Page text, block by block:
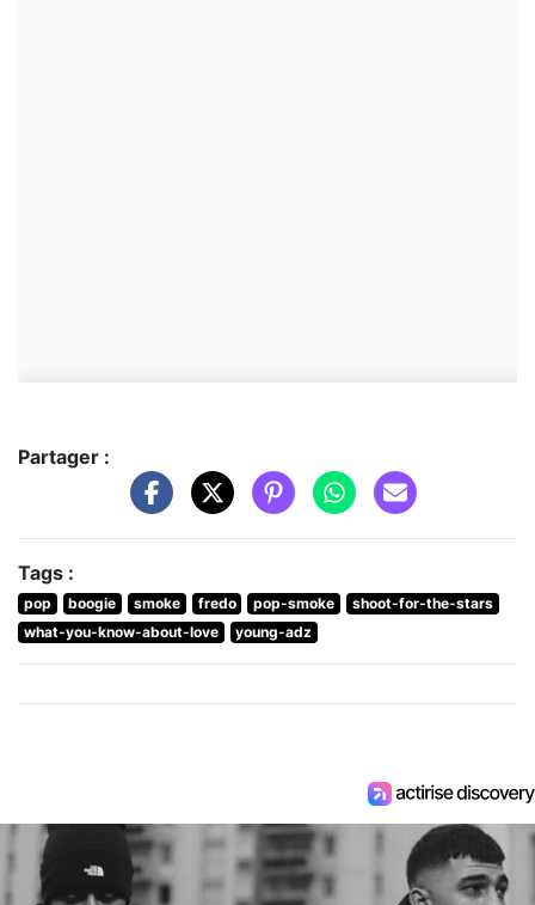
Partager :
Tags :
pop boogie smoke fredo pop-smoke
shoot-for-the-stars
what-you-know-about-love
young-adz